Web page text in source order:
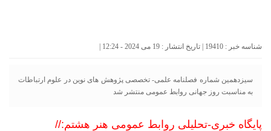
شناسه خبر : 19410 | تاریخ انتشار : 19 می 2024 - 12:24 |
سیزدهمین شماره فصلنامه علمی- تخصصی پژوهش های نوین در علوم ارتباطات
به مناسبت روز جهانی روابط عمومی منتشر شد
پایگاه خبری-تحلیلی روابط عمومی هنر هشتم://